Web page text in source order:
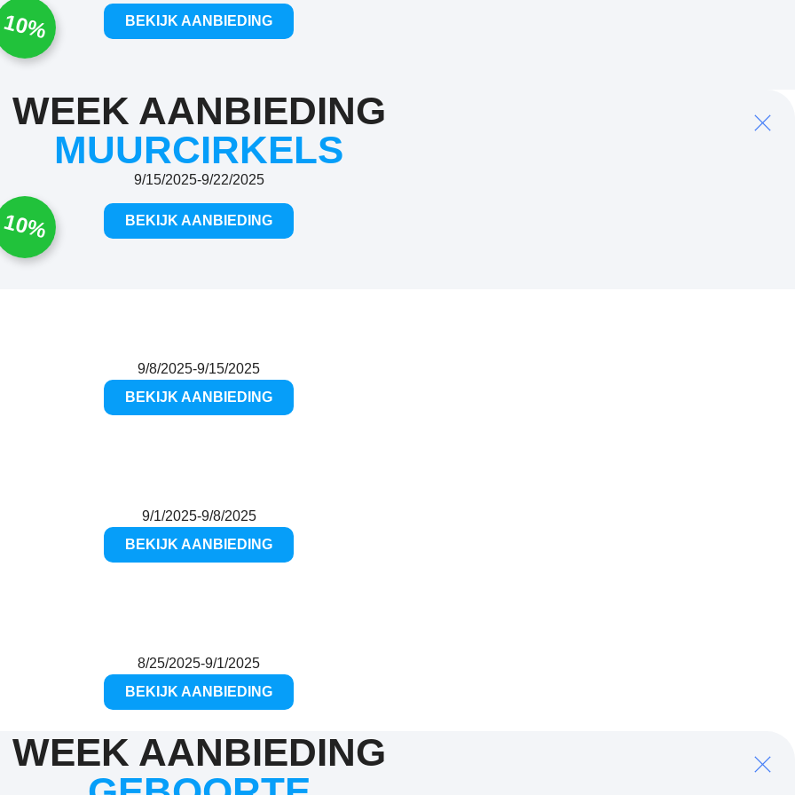
10% BEKIJK AANBIEDING
WEEK AANBIEDING
MUURCIRKELS
10%
9/15/2025-9/22/2025
BEKIJK AANBIEDING
9/8/2025-9/15/2025
BEKIJK AANBIEDING
9/1/2025-9/8/2025
BEKIJK AANBIEDING
8/25/2025-9/1/2025
BEKIJK AANBIEDING
WEEK AANBIEDING